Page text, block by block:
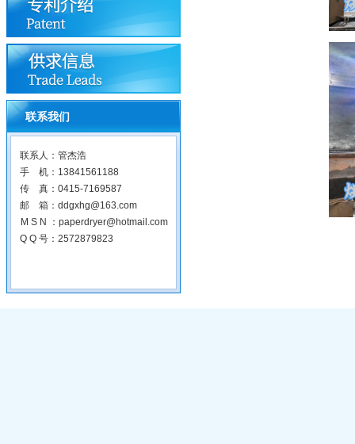
联系我们
联系人：管杰浩
手 机：13841561188
传 真：0415-7169587
邮 箱：ddgxhg@163.com
M S N ：paperdryer@hotmail.com
Q Q 号：2572879823